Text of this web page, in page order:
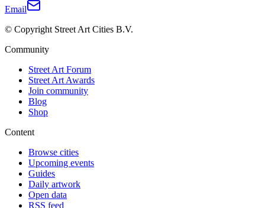
Email
© Copyright Street Art Cities B.V.
Community
Street Art Forum
Street Art Awards
Join community
Blog
Shop
Content
Browse cities
Upcoming events
Guides
Daily artwork
Open data
RSS feed